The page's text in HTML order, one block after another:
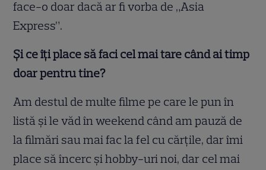
face-o doar dacă ar fi vorba de „Asia
Express”.
Și ce îți place să faci cel mai tare când ai timp
doar pentru tine?
Am destul de multe filme pe care le pun în
listă și le văd în weekend când am pauză de
la filmări sau mai fac la fel cu cărțile, dar îmi
place să încerc și hobby-uri noi, dar cel mai